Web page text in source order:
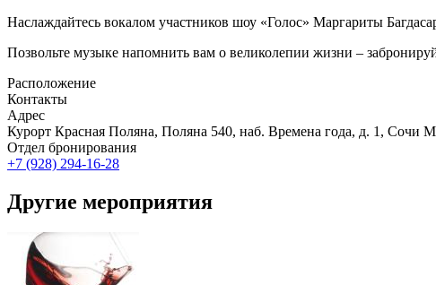
Наслаждайтесь вокалом участников шоу «Голос» Маргариты
Позвольте музыке напомнить вам о великолепии жизни –
Расположение
Контакты
Адрес
Курорт Красная Поляна, Поляна 540, наб. Времена года, д. 1, Сочи
Отдел бронирования
+7 (928) 294-16-28
Другие мероприятия